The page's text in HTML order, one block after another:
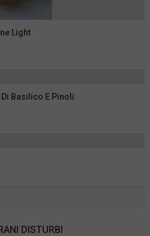
Light
Di Basilico E Pinoli
DISTURBI